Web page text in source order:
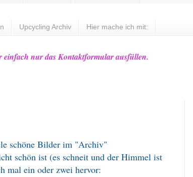
Upcycling Archiv Hier mache ich mit:
einfach nur das Kontaktformular ausfüllen.
schöne Bilder im "Archiv"
schön ist (es schneit und der Himmel ist
mal ein oder zwei hervor: